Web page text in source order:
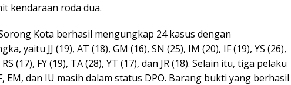
kendaraan roda dua.
Kota berhasil mengungkap 24 kasus dengan
yaitu JJ (19), AT (18), GM (16), SN (25), IM (20), IF (19), YS (26),
(17), FY (19), TA (28), YT (17), dan JR (18). Selain itu, tiga pelaku
EM, dan IU masih dalam status DPO. Barang bukti yang berhasil